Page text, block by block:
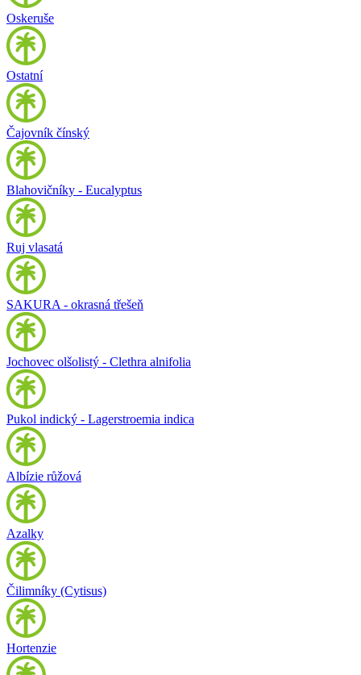
Oskeruše
Ostatní
Čajovník čínský
Blahovičníky - Eucalyptus
Ruj vlasatá
SAKURA - okrasná třešeň
Jochovec olšolistý - Clethra alnifolia
Pukol indický - Lagerstroemia indica
Albízie růžová
Azalky
Čilimníky (Cytisus)
Hortenzie